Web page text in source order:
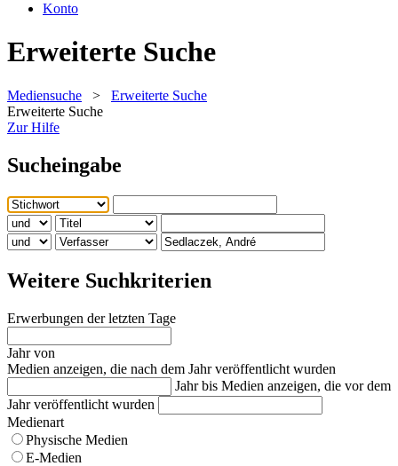
Konto
Erweiterte Suche
Mediensuche > Erweiterte Suche
Erweiterte Suche
Zur Hilfe
Sucheingabe
Weitere Suchkriterien
Erwerbungen der letzten Tage
Jahr von
Medien anzeigen, die nach dem Jahr veröffentlicht wurden
Jahr bis Medien anzeigen, die vor dem
Jahr veröffentlicht wurden
Medienart
Physische Medien
E-Medien